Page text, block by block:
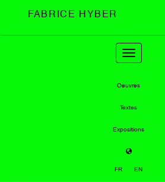
FABRICE HYBER
Toggle
navigation
Oeuvres
Textes
Expositions
FR EN